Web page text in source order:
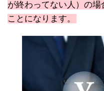
が終わってない人）の場
ことになります。